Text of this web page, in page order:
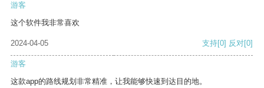
游客
这个软件我非常喜欢
2024-04-05 支持[0] 反对[0]
游客
这款app的路线规划非常精准，让我能够快速到达目的地。